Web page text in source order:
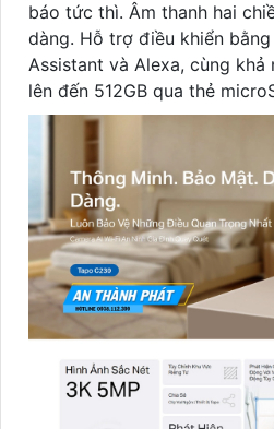
báo tức thì. Âm thanh hai
dàng. Hỗ trợ điều khiển
Assistant và Alexa, cùng
lên đến 512GB qua thẻ